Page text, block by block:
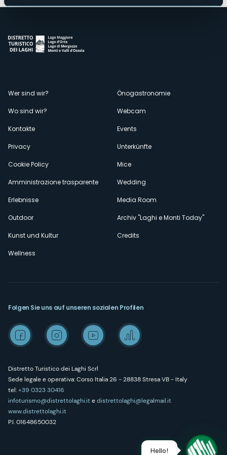
Menù
secondario
Wer sind wir?
Wo sind wir?
Kontakte
Privacy
Cookie Policy
Amministrazione trasparente
Erlebnisse
Outdoor
Kunst und Kultur
Wellness
Önogastronomie
Webcam
Events
Unterkünfte
Mice
Wedding
Media Room
Archiv "Laghi e Monti Today"
Credits
Distretto Turistico dei Laghi Scrl
Sede legale e operativa: Corso Italia 26 - 28838 Stresa VB - Italy
tel:+39 0323 30416
infoturismo@distrettolaghi.itedistrettolaghi@legalmail.it
www.distrettolaghi.it
P.I. 01648650032
Folgen Sie uns auf unseren sozialen Profilen